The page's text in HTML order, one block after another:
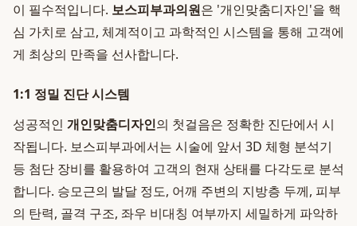
이 필수적입니다. 보스피부과의원은 '개인맞춤디자인'을 핵
심 가치로 삼고, 체계적이고 과학적인 시스템을 통해 고객에
게 최상의 만족을 선사합니다.
1:1 정밀 진단 시스템
성공적인 개인맞춤디자인의 첫걸음은 정확한 진단에서 시
작됩니다. 보스피부과에서는 시술에 앞서 3D 체형 분석기
등 첨단 장비를 활용하여 고객의 현재 상태를 다각도로 분석
합니다. 승모근의 발달 정도, 어깨 주변의 지방층 두께, 피부
의 탄력, 골격 구조, 좌우 비대칭 여부까지 세밀하게 파악하